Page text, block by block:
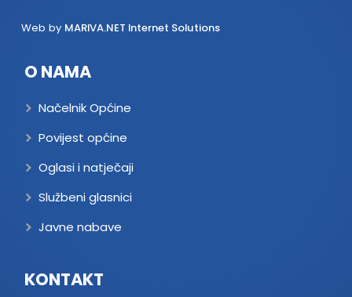
Web by MARIVA.NET Internet Solutions
O NAMA
Načelnik Općine
Povijest općine
Oglasi i natječaji
Službeni glasnici
Javne nabave
KONTAKT